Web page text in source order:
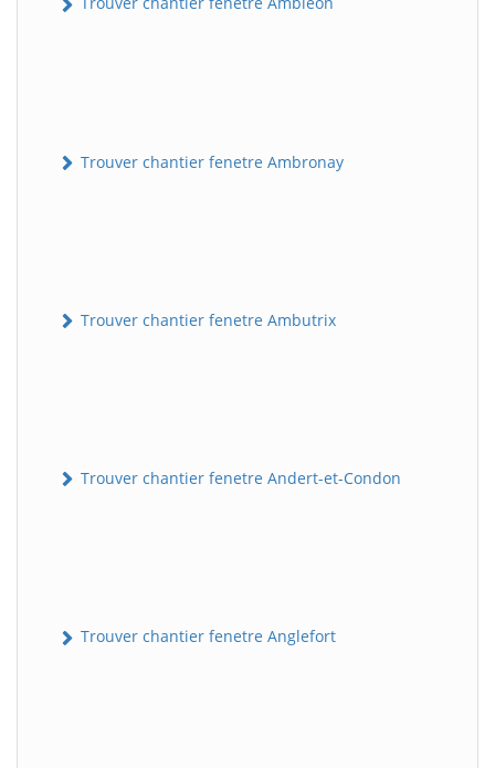
Trouver chantier fenetre Ambronay
Trouver chantier fenetre Ambutrix
Trouver chantier fenetre Andert-et-Condon
Trouver chantier fenetre Anglefort